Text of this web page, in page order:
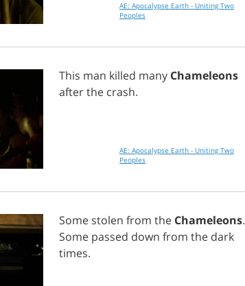
AE: Apocalypse Earth - Uniting Two
Peoples
This man killed many Chameleons
afterthe crash.
AE: Apocalypse Earth - Uniting Two
Peoples
Some stolen from the Chameleons.
Some passed down from the dark
times.